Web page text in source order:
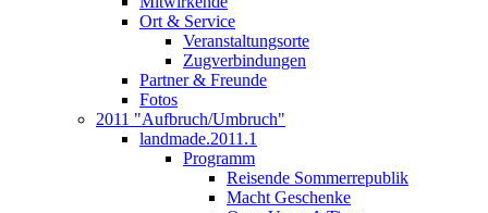
Ort & Service
Veranstaltungsorte
Zugverbindungen
Partner & Freunde
Fotos
2011 "Aufbruch/Umbruch"
landmade.2011.1
Programm
Reisende Sommerrepublik
Macht Geschenke